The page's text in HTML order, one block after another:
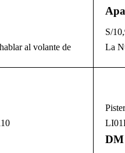
al volante de
S/
La
DM